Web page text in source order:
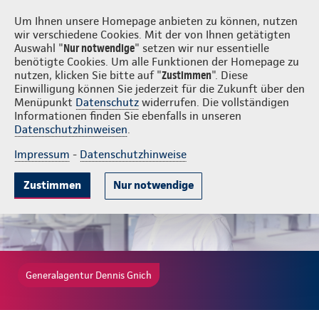
Um Ihnen unsere Homepage anbieten zu können, nutzen
wir verschiedene Cookies. Mit der von Ihnen getätigten
Auswahl "Nur notwendige" setzen wir nur essentielle
benötigte Cookies. Um alle Funktionen der Homepage zu
nutzen, klicken Sie bitte auf "Zustimmen". Diese
Einwilligung können Sie jederzeit für die Zukunft über den
Menüpunkt Datenschutz widerrufen. Die vollständigen
Informationen finden Sie ebenfalls in unseren
Datenschutzhinweisen.
Impressum - Datenschutzhinweise
Zustimmen Nur notwendige
Dennis Gnich Login
Gute Gründe Tarife & Leistungen Wissenwertes Beratung &
Generalagentur Dennis Gnich